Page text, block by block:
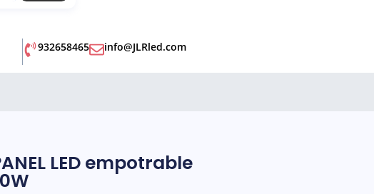
932658465 info@JLRled.com
LED empotrable